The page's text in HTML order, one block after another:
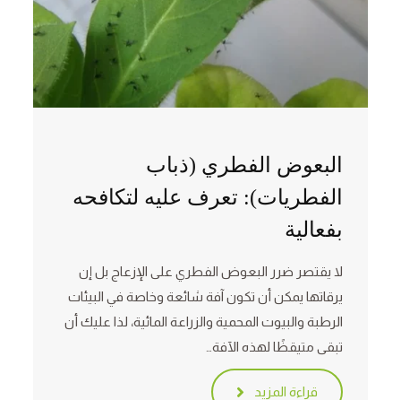
البعوض الفطري (ذباب
الفطريات): تعرف عليه لتكافحه
بفعالية
لا يقتصر ضرر البعوض الفطري على الإزعاج بل إن
يرقاتها يمكن أن تكون آفة شائعة وخاصة في البيئات
الرطبة والبيوت المحمية والزراعة المائية، لذا عليك أن
تبقى متيقظًا لهذه الآفة…
قراءة المزيد